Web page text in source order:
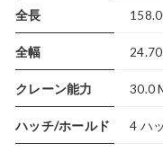
全長
全幅
クレーン能力 30.0
ハッチ/ホールド 4 ハ